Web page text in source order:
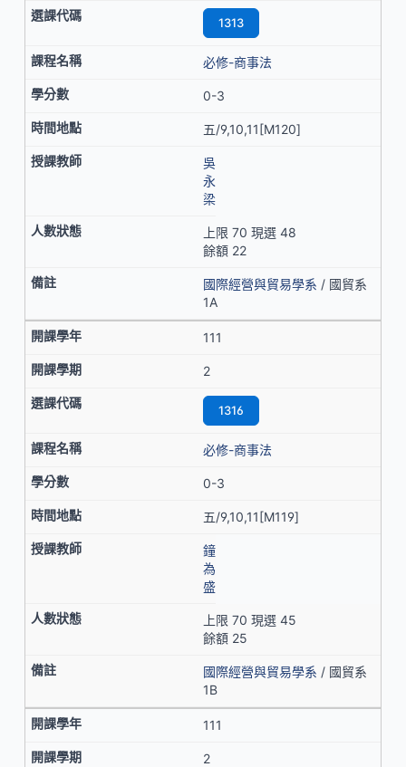
1313
必修-商事法
0-3
五/9,10,11[M120]
吳
永
梁
上限 70 現選 48
餘額 22
國際經營與貿易學系 / 國貿系
1A
111
2
1316
必修-商事法
0-3
五/9,10,11[M119]
鐘
為
盛
上限 70 現選 45
餘額 25
國際經營與貿易學系 / 國貿系
1B
111
2